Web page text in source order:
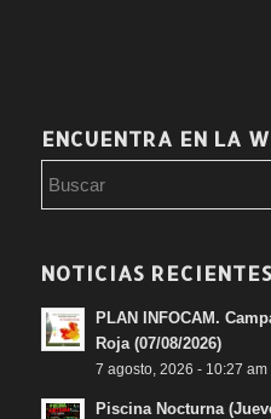
ENCUENTRA EN LA
NOTICIAS RECIENTES
PLAN INFOCAM.
Roja (07/08/2026)
7 agosto, 2026 - 10:27 am
Piscina Nocturna